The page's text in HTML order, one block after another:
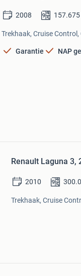
2008 157.675
Trekhaak, Cruise
Garantie NAP
Renault Laguna 3,
2010
Trekhaak, Cruise